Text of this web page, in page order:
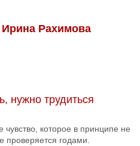
Ирина Рахимова
нужно трудиться
которое в принципе не
проверяется годами.